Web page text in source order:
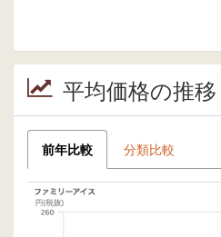
平均価格の推移
前年比較 分類比較